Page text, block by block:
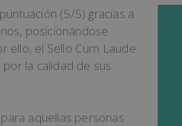
(5/5) gracias a
posicionándose
ello, el Sello Cum Laude
la calidad de sus
aquellas personas